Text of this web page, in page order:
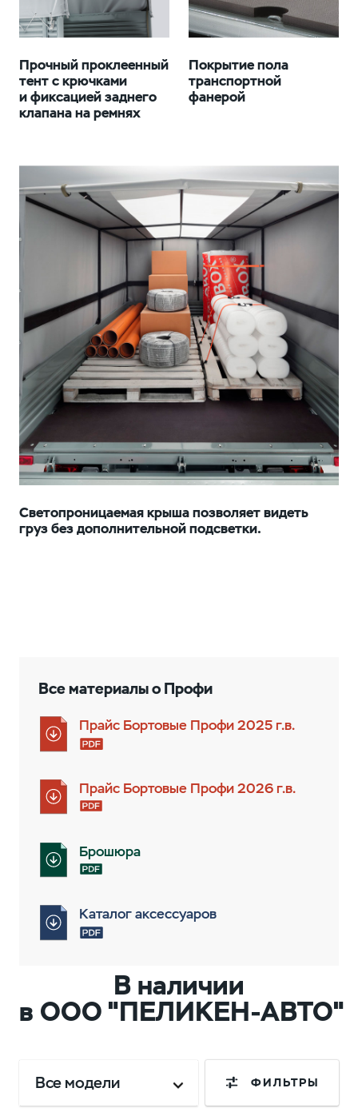
Прочный проклеенный
тент с крючками
и фиксацией заднего
клапана на ремнях
Покрытие пола
транспортной
фанерой
Светопроницаемая крыша позволяет видеть
груз без дополнительной подсветки.
Все материалы о Профи
Прайс Бортовые Профи 2025 г.в.
Прайс Бортовые Профи 2026 г.в.
Брошюра
Каталог аксессуаров
В наличии
в ООО "ПЕЛИКЕН-АВТО"
Все модели ФИЛЬТРЫ